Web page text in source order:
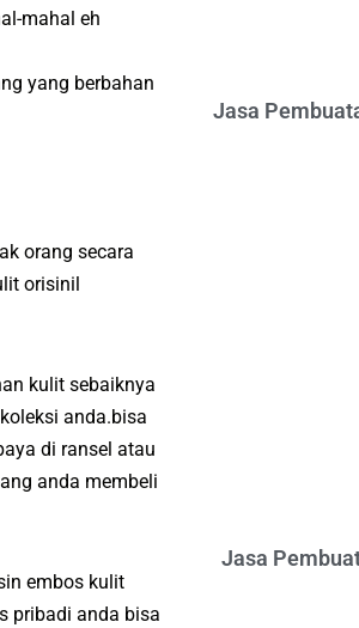
mahal eh
yang berbahan
orang secara
orisinil
kulit sebaiknya
anda.bisa
di ransel atau
anda membeli
embos kulit
pribadi anda bisa
Jasa
Jasa